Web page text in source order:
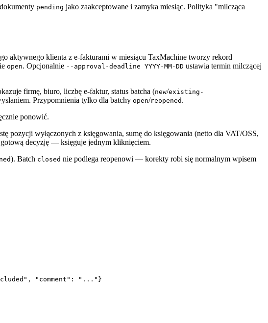
pending jako zaakceptowane i zamyka miesiąc. Polityka "milcząca
aktywnego klienta z e-fakturami w miesiącu TaxMachine tworzy rekord
open. Opcjonalnie --approval-deadline YYYY-MM-DD ustawia termin milczącej
firmę, biuro, liczbę e-faktur, status batcha (new/existing-
Przypomnienia tylko dla batchy open/reopened .
ponowić.
pozycji wyłączonych z księgowania, sumę do księgowania (netto dla VAT/OSS,
decyzję — księguje jednym kliknięciem.
). Batch closed nie podlega reopenowi — korekty robi się normalnym wpisem
"comment": "..."}